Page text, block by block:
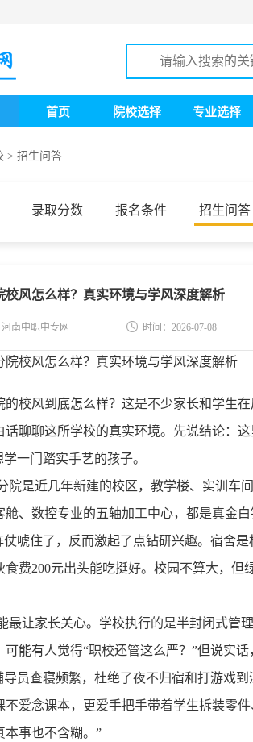
首页 院校选择 专业选择
> 招生问答
录取分数 报名条件 招生问答
校风怎么样？真实环境与学风深度解析
南中职中专网 时间：2026-07-08
校风到底怎么样？这是不少家长和学生
话聊聊这所学校的真实环境。先说结论：
一门踏实手艺的孩子。
院是近几年新建的校区，教学楼、实训
、数控专业的五轴加工中心，都是真金
仗唬住了，反而激起了点钻研兴趣。宿舍
食费200元出头能吃挺好。校园不算大，
最让家长关心。学校执行的是半封闭式管
能有人觉得“职校还管这么严？”但说实
导员查寝频繁，杜绝了夜不归宿和打游戏
不爱念课本，更爱手把手带着学生拆装零
本事也不含糊。”